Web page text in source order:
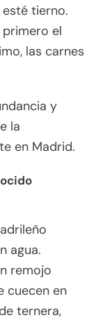
tierno.
primero el
las carnes
y
la
en Madrid.
agua.
remojo
cuecen en
ternera,